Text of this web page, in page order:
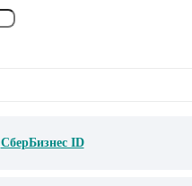
СберБизнес ID